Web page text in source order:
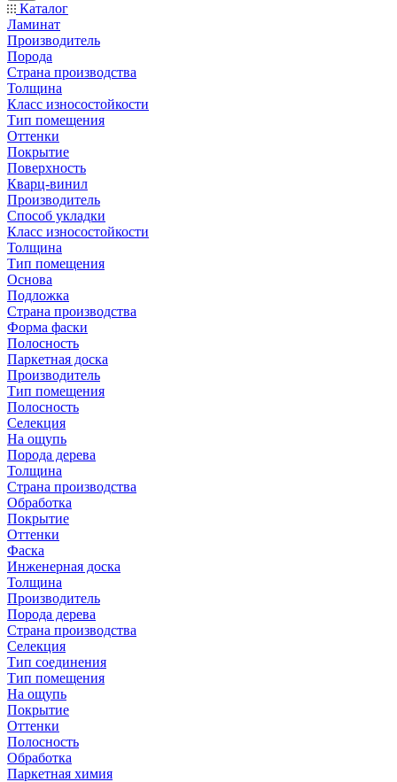
Каталог
Ламинат
Производитель
Порода
Страна производства
Толщина
Класс износостойкости
Тип помещения
Оттенки
Покрытие
Поверхность
Кварц-винил
Производитель
Способ укладки
Класс износостойкости
Толщина
Тип помещения
Основа
Подложка
Страна производства
Форма фаски
Полосность
Паркетная доска
Производитель
Тип помещения
Полосность
Селекция
На ощупь
Порода дерева
Толщина
Страна производства
Обработка
Покрытие
Оттенки
Фаска
Инженерная доска
Толщина
Производитель
Порода дерева
Страна производства
Селекция
Тип соединения
Тип помещения
На ощупь
Покрытие
Оттенки
Полосность
Обработка
Паркетная химия